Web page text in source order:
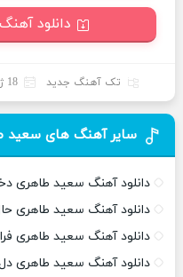
دانلود
تک آهنگ جدید 18 ژوئن 2026
سایر آهنگ های سعید
دانلود آهنگ سعید طاهری
دانلود آهنگ سعید طاهری
دانلود آهنگ سعید طاهری
دانلود آهنگ سعید طاهری